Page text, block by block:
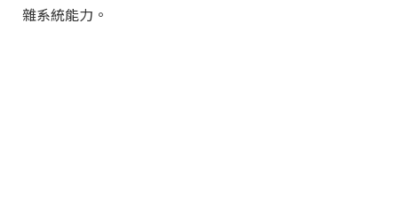
雜系統能力。